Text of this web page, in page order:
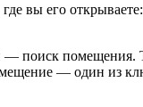
вы его
— поиск помещения.
— один из